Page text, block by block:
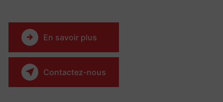
En savoir plus
Contactez-nous